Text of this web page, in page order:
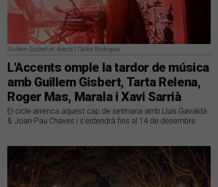
Guillem Gisbert en directe | Carles Rodríguez
L'Accents omple la tardor de música
amb Guillem Gisbert, Tarta Relena,
Roger Mas, Marala i Xavi Sarrià
El cicle arrenca aquest cap de setmana amb Lluís Gavaldà
& Joan-Pau Chaves i s'estendrà fins al 14 de desembre